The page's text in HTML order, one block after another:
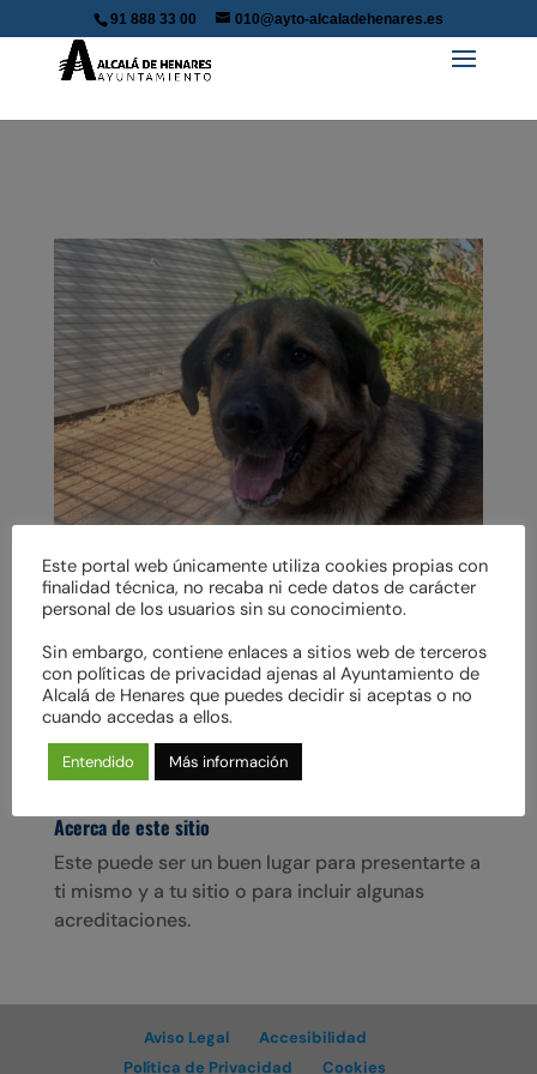
91 888 33 00 010@ayto-alcaladehenares.es
BRIGHT en adopción
Resalto por mi simpatía hacia personas y
perros. Me encanta salir a jugar y explorar, pero
dormir también es un placer.
Acerca de este sitio
Este puede ser un buen lugar para presentarte a
ti mismo y a tu sitio o para incluir algunas
acreditaciones.
Aviso Legal
Accesibilidad
Política de Privacidad
Cookies
Este portal web únicamente utiliza cookies propias con
finalidad técnica, no recaba ni cede datos de carácter
personal de los usuarios sin su conocimiento.
Sin embargo, contiene enlaces a sitios web de terceros
con políticas de privacidad ajenas al Ayuntamiento de
Alcalá de Henares que puedes decidir si aceptas o no
cuando accedas a ellos.
Entendido Más información